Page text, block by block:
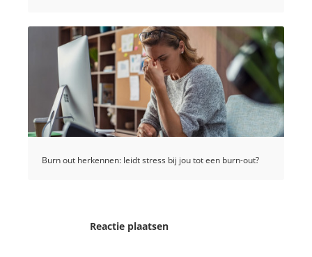
Burn out herkennen: leidt stress bij jou tot een burn-out?
Reactie plaatsen